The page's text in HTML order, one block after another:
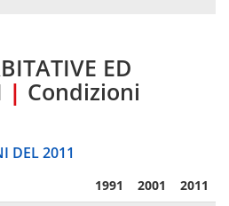
ED
| Condizioni
DEL 2011
1991 2001 2011